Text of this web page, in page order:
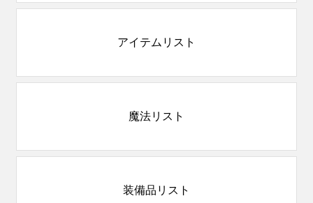
アイテムリスト
魔法リスト
装備品リスト